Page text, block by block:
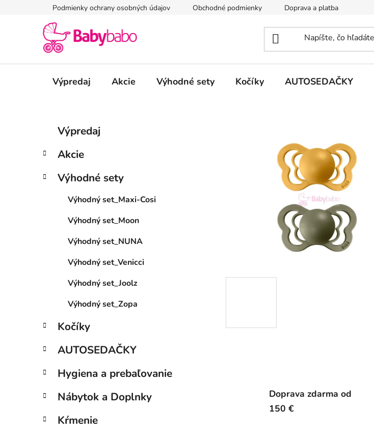
Podmienky ochrany osobných údajov Obchodné podmienky Doprava a platba
Výpredaj Akcie Výhodné sety Kočíky AUTOSEDAČKY
č
ý
Preskočiť
kategórie
e
ó
Výpredaj
Akcie
Výhodné sety
Výhodný set_Maxi-Cosi
Výhodný set_Moon
Výhodný set_NUNA
Výhodný set_Venicci
Výhodný set_Joolz
Výhodný set_Zopa
Kočíky
AUTOSEDAČKY
Hygiena a prebaľovanie
Nábytok a Doplnky
Kŕmenie
Doprava zdarma od
150 €